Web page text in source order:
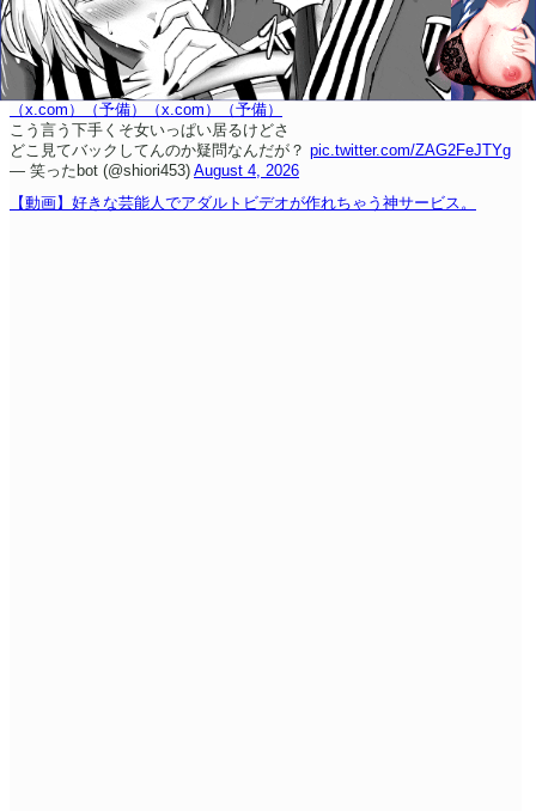
（x.com） （予備） （x.com）
（予備）
こう言う下手くそ女いっぱい居るけどさ
どこ見てバックしてんのか疑問なんだが？ pic.twitter.com/ZAG2FeJTYg
— 笑ったbot (@shiori453) August 4, 2026
【動画】好きな芸能人でアダルトビデオが作れちゃう神サービス。